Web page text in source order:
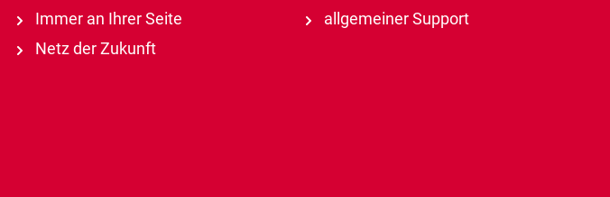
Immer an Ihrer Seite
Netz der Zukunft
allgemeiner Support